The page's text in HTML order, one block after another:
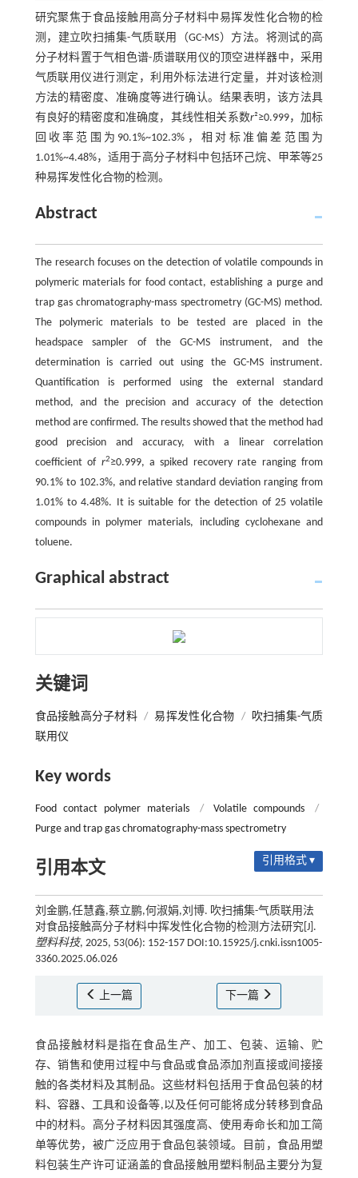
研究聚焦于食品接触用高分子材料中易挥发性化合物的检
测，建立吹扫捕集-气质联用（GC-MS）方法。将测试的高
分子材料置于气相色谱-质谱联用仪的顶空进样器中，采用
气质联用仪进行测定，利用外标法进行定量，并对该检测
方法的精密度、准确度等进行确认。结果表明，该方法具
有良好的精密度和准确度，其线性相关系数r²≥0.999，加标
回收率范围为90.1%~102.3%，相对标准偏差范围为
1.01%~4.48%，适用于高分子材料中包括环己烷、甲苯等25
种易挥发性化合物的检测。
Abstract
The research focuses on the detection of volatile compounds in
polymeric materials for food contact, establishing a purge and
trap gas chromatography-mass spectrometry (GC-MS) method.
The polymeric materials to be tested are placed in the
headspace sampler of the GC-MS instrument, and the
determination is carried out using the GC-MS instrument.
Quantification is performed using the external standard
method, and the precision and accuracy of the detection
method are confirmed. The results showed that the method had
good precision and accuracy, with a linear correlation
coefficient of r2≥0.999, a spiked recovery rate ranging from
90.1% to 102.3%, and relative standard deviation ranging from
1.01% to 4.48%. It is suitable for the detection of 25 volatile
compounds in polymer materials, including cyclohexane and
toluene.
Graphical abstract
关键词
食品接触高分子材料 / 易挥发性化合物 /
吹扫捕集-气质
联用仪
Key words
Food contact polymer materials / Volatile compounds
/
Purge and trap gas chromatography-mass spectrometry
引用本文 引用格式 ▾
刘金鹏,任慧鑫,蔡立鹏,何淑娟,刘博. 吹扫捕集-气质联用法
对食品接触高分子材料中挥发性化合物的检测方法研究[J].
塑料科技, 2025, 53(06): 152-157 DOI:10.15925/j.cnki.issn1005-
3360.2025.06.026
上一篇 下一篇
食品接触材料是指在食品生产、加工、包装、运输、贮
存、销售和使用过程中与食品或食品添加剂直接或间接接
触的各类材料及其制品。这些材料包括用于食品包装的材
料、容器、工具和设备等,以及任何可能将成分转移到食品
中的材料。高分子材料因其强度高、使用寿命长和加工简
单等优势，被广泛应用于食品包装领域。目前，食品用塑
料包装生产许可证涵盖的食品接触用塑料制品主要分为复